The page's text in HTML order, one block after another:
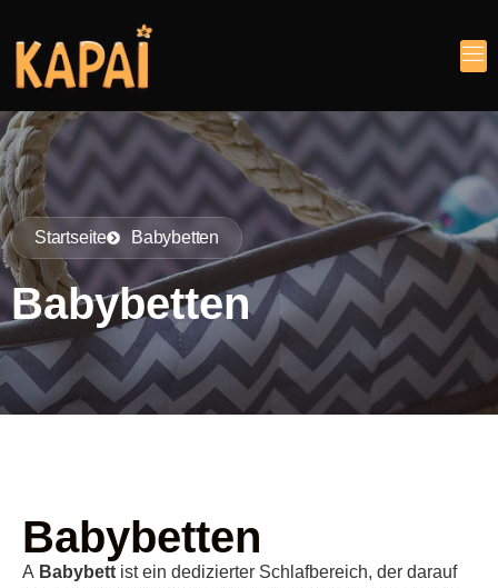
Startseite Babybetten
Babybetten
Babybetten
A Babybett ist ein dedizierter Schlafbereich, der darauf